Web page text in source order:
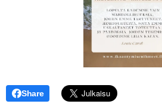
Share